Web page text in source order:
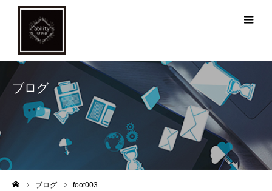
ブログ
ブログ foot003